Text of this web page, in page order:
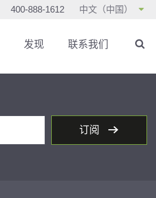
400-888-1612 中文（中国）
发现 联系我们
订阅